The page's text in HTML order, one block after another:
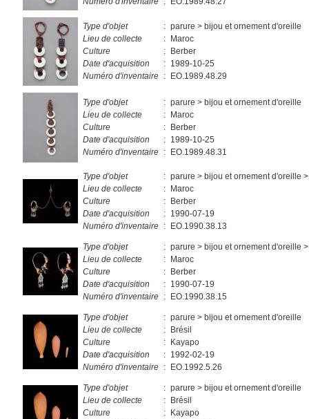
Type d'objet : parure > bijou et ornement d'oreille
Lieu de collecte
: Maroc
Culture
: Berber
Date d'acquisition
: 1989-10-25
Numéro d'inventaire : EO.1989.48.29
Type d'objet : parure > bijou et ornement d'oreille
Lieu de collecte
: Maroc
Culture
: Berber
Date d'acquisition
: 1989-10-25
Numéro d'inventaire : EO.1989.48.31
Type d'objet : parure > bijou et ornement d'oreille
Lieu de collecte
: Maroc
Culture
: Berber
Date d'acquisition
: 1990-07-19
Numéro d'inventaire : EO.1990.38.13
Type d'objet : parure > bijou et ornement d'oreille
Lieu de collecte
: Maroc
Culture
: Berber
Date d'acquisition
: 1990-07-19
Numéro d'inventaire : EO.1990.38.15
Type d'objet : parure > bijou et ornement d'oreille
Lieu de collecte
: Brésil
Culture
: Kayapo
Date d'acquisition
: 1992-02-19
Numéro d'inventaire : EO.1992.5.26
Type d'objet : parure > bijou et ornement d'oreille
Lieu de collecte
: Brésil
Culture
: Kayapo